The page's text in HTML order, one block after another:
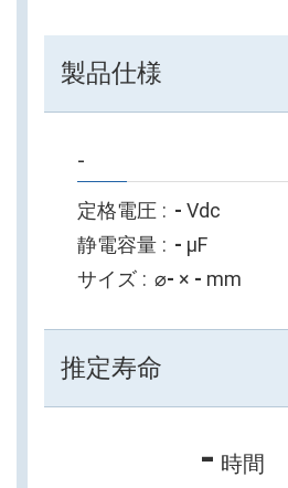
製品仕様
-
定格電圧 - Vdc
静電容量
- µF
サイズ
⌀- × - mm
推定寿命
- 時間